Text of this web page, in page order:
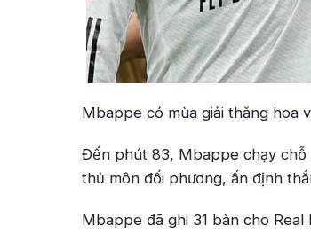
Mbappe có mùa giải thăng hoa
Đến phút 83, Mbappe chạy chỗ
thủ môn đối phương, ấn định
Mbappe đã ghi 31 bàn cho